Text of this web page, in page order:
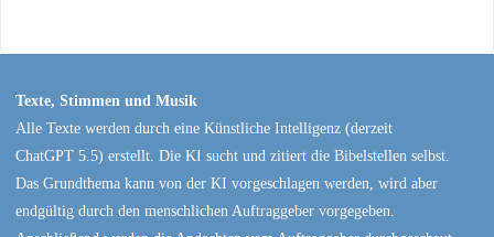
Texte, Stimmen und Musik
Alle Texte werden durch eine Künstliche Intelligenz (derzeit
ChatGPT 5.5) erstellt. Die KI sucht und zitiert die Bibelstellen selbst.
Das Grundthema kann von der KI vorgeschlagen werden, wird aber
endgültig durch den menschlichen Auftraggeber vorgegeben.